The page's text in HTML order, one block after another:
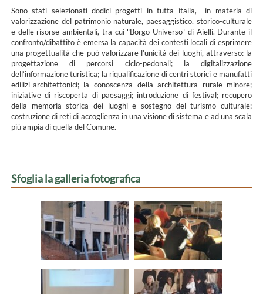
Sono stati selezionati dodici progetti in tutta italia, in materia di
valorizzazione del patrimonio naturale, paesaggistico, storico-culturale
e delle risorse ambientali, tra cui "Borgo Universo" di Aielli. Durante il
confronto/dibattito è emersa la capacità dei contesti locali di esprimere
una progettualità che può valorizzare l’unicità dei luoghi, attraverso: la
progettazione di percorsi ciclo-pedonali; la digitalizzazione
dell’informazione turistica; la riqualificazione di centri storici e manufatti
edilizi-architettonici; la conoscenza della architettura rurale minore;
iniziative di riscoperta di paesaggi; introduzione di festival; recupero
della memoria storica dei luoghi e sostegno del turismo culturale;
costruzione di reti di accoglienza in una visione di sistema e ad una scala
più ampia di quella del Comune.
Sfoglia la galleria fotografica